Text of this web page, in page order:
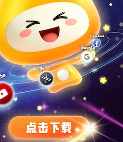
旋风加速器
中心 雷霆加速
狂飙加速器
2023免费加速神器
加速免费永久
橘子加速器
CC加速器
大象加速器
加速器
十大免费网络加速神器